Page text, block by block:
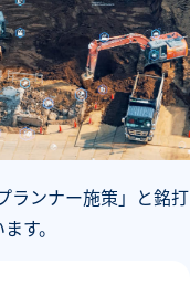
ランナー施策」と銘打
す。